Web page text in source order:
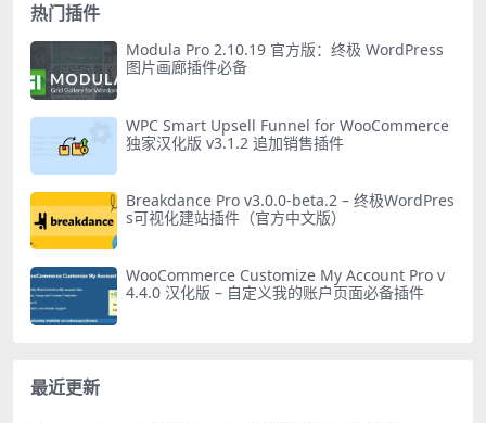
热门插件
Modula Pro 2.10.19 官方版：终极 WordPress
图片画廊插件必备
WPC Smart Upsell Funnel for WooCommerce
独家汉化版 v3.1.2 追加销售插件
Breakdance Pro v3.0.0-beta.2 – 终极WordPres
s可视化建站插件（官方中文版）
WooCommerce Customize My Account Pro v
4.4.0 汉化版 – 自定义我的账户页面必备插件
最近更新